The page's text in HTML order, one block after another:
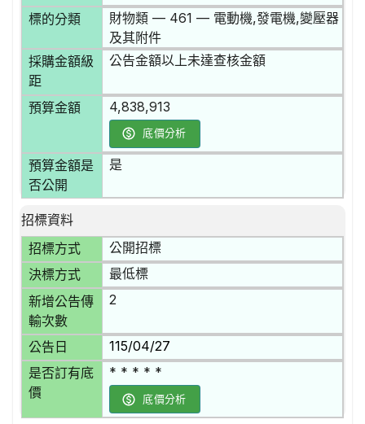
標的分類
財物類 — 461 — 電動機,發電機,變壓器
及其附件
採購金額級
距
公告金額以上未達查核金額
預算金額 4,838,913
底價分析
預算金額是
否公開
是
招標資料
招標方式
公開招標
決標方式 最低標
新增公告傳
輸次數
2
公告日 115/04/27
是否訂有底
價
* * * * *
底價分析